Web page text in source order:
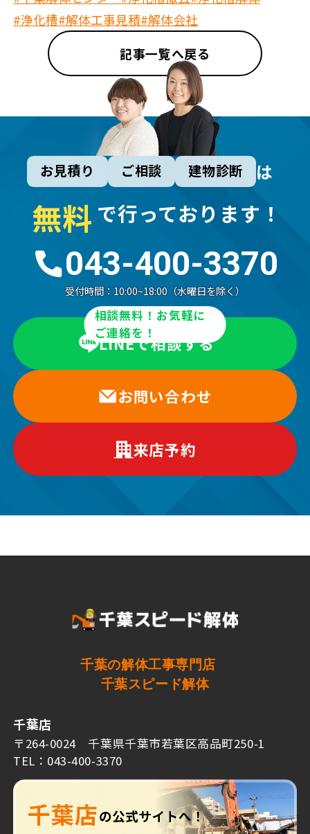
#浄化槽#解体工事見積#解体会社
記事一覧へ戻る
お見積り ご相談 建物診断 は
無料 で行っております！
043-400-3370
受付時間： 10:00~18:00（水曜日を除く）
相談無料！お気軽に
ご連絡を！
LINEで相談する
お問い合わせ
来店予約
千葉の解体工事専門店
千葉スピード解体
千葉店
〒264-0024 千葉県千葉市若葉区高品町250-1
TEL：043-400-3370